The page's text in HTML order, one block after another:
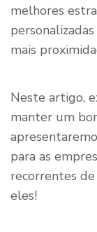
melhores
mais
Neste artigo,
manter um
para as
recorrentes
eles!